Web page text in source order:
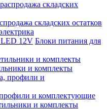
складских остатков
Блоки питания для
и комплекты
и комплектующие